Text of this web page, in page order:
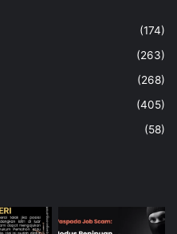
(174)
(263)
(268)
(405)
(58)